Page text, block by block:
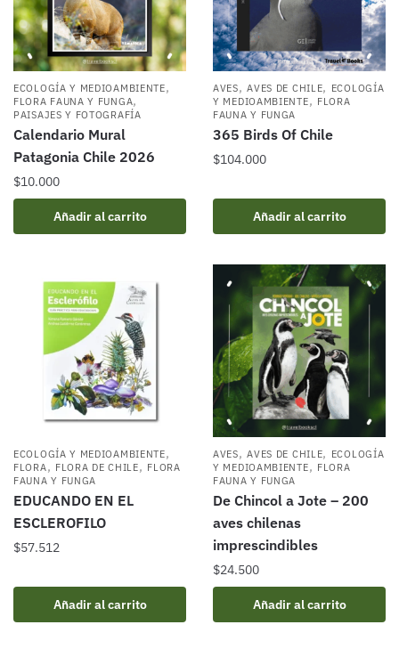
ECOLOGÍA Y MEDIOAMBIENTE,
FLORA FAUNA Y FUNGA,
PAISAJES Y FOTOGRAFÍA
Calendario Mural
Patagonia Chile 2026
$10.000
Añadir al carrito
AVES,AVES DE CHILE, ECOLOGÍA
Y MEDIOAMBIENTE, FLORA
FAUNA Y FUNGA
365 Birds Of Chile
$104.000
Añadir al carrito
ECOLOGÍA Y MEDIOAMBIENTE,
FLORA, FLORA DE CHILE, FLORA
FAUNA Y FUNGA
EDUCANDO EN EL
ESCLEROFILO
$57.512
Añadir al carrito
AVES,AVES DE CHILE, ECOLOGÍA
Y MEDIOAMBIENTE, FLORA
FAUNA Y FUNGA
De Chincol a Jote – 200
aves chilenas
imprescindibles
$24.500
Añadir al carrito